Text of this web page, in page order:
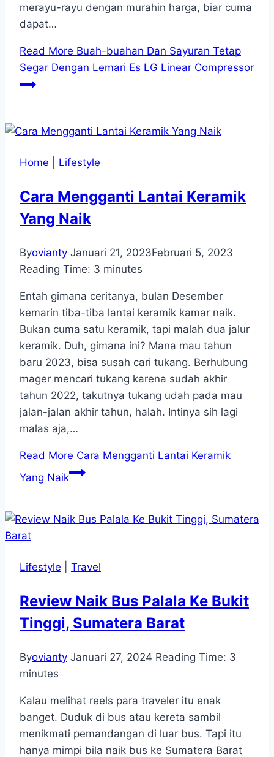
merayu-rayu dengan murahin harga, biar cuma
dapat…
Read More Buah-buahan Dan Sayuran Tetap
Segar Dengan Lemari Es LG Linear Compressor
Home Lifestyle
Cara Mengganti Lantai Keramik
Yang Naik
Byovianty Januari 21, 2023Februari 5, 2023
Reading Time: 3 minutes
Entah gimana ceritanya, bulan Desember
kemarin tiba-tiba lantai keramik kamar naik.
Bukan cuma satu keramik, tapi malah dua jalur
keramik. Duh, gimana ini? Mana mau tahun
baru 2023, bisa susah cari tukang. Berhubung
mager mencari tukang karena sudah akhir
tahun 2022, takutnya tukang udah pada mau
jalan-jalan akhir tahun, halah. Intinya sih lagi
malas aja,…
Read More Cara Mengganti Lantai Keramik
Yang Naik
Lifestyle Travel
Review Naik Bus Palala Ke Bukit
Tinggi, Sumatera Barat
Byovianty Januari 27, 2024 Reading Time: 3
minutes
Kalau melihat reels para traveler itu enak
banget. Duduk di bus atau kereta sambil
menikmati pemandangan di luar bus. Tapi itu
hanya mimpi bila naik bus ke Sumatera Barat